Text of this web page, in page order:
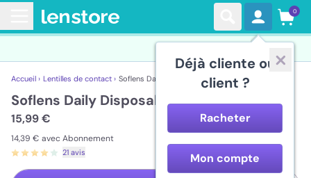
Déjà cliente ou
client ?
Racheter
Mon compte
0
Accueil › Lentilles de contact › Soflens Daily Disposable
Soflens Daily Disposable
15,99 €
14,39 € avec Abonnement
21 avis